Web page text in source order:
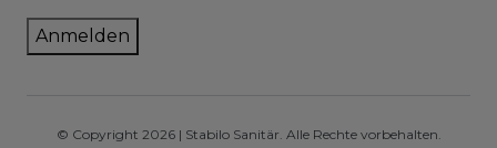
Anmelden
© Copyright 2026 | Stabilo Sanitär. Alle Rechte vorbehalten.